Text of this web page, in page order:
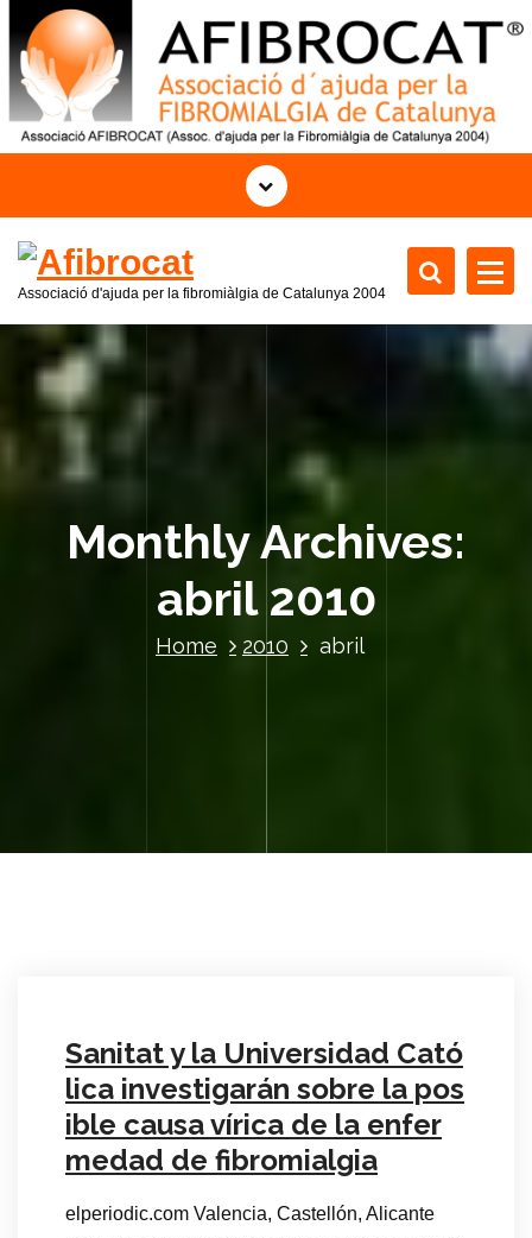
o
n
Associació d'ajuda per la fibromiàlgia de Catalunya 2004
Monthly Archives:
abril 2010
Home 2010 abril
Sanitat y la Universidad Cató
lica investigarán sobre la pos
ible causa vírica de la enfer
medad de fibromialgia
elperiodic.com Valencia, Castellón, Alicante